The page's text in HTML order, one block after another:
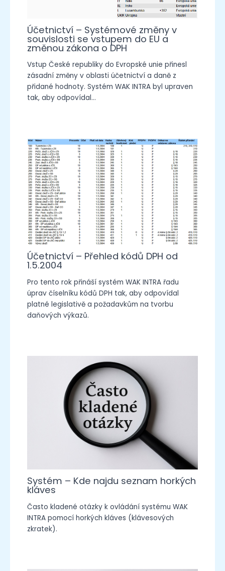
Účetnictví – Systémové změny v
souvislosti se vstupem do EU a
změnou zákona o DPH
Vstup České republiky do Evropské unie přinesl
zásadní změny v oblasti účetnictví a daně z
přidané hodnoty. Systém WAK INTRA byl upraven
tak, aby odpovídal…
Účetnictví – Přehled kódů DPH od
1.5.2004
Pro tento rok přináší systém WAK INTRA řadu
úprav číselníku kódů DPH tak, aby odpovídal
platné legislativě a požadavkům na tvorbu
daňových výkazů.
Systém – Kde najdu seznam horkých
kláves
Často kladené otázky k ovládání systému WAK
INTRA pomocí horkých kláves (klávesových
zkratek).